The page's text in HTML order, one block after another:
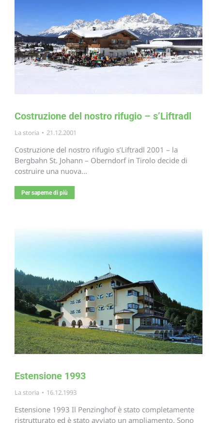
Costruzione del nostro rifugio – s’Liftradl
La storia 21.12.2001
Costruzione del nostro rifugio s’Liftradl 2001 – la
Bergbahn St. Johann – Oberndorf in Tirolo decide di
costruire una nuova…
Per saperne di più
Estensione 1993
La storia 16.12.1993
Estensione 1993 Il Penzinghof è stato completamente
ristrutturato ed è stato avviato un ampliamento. Sono